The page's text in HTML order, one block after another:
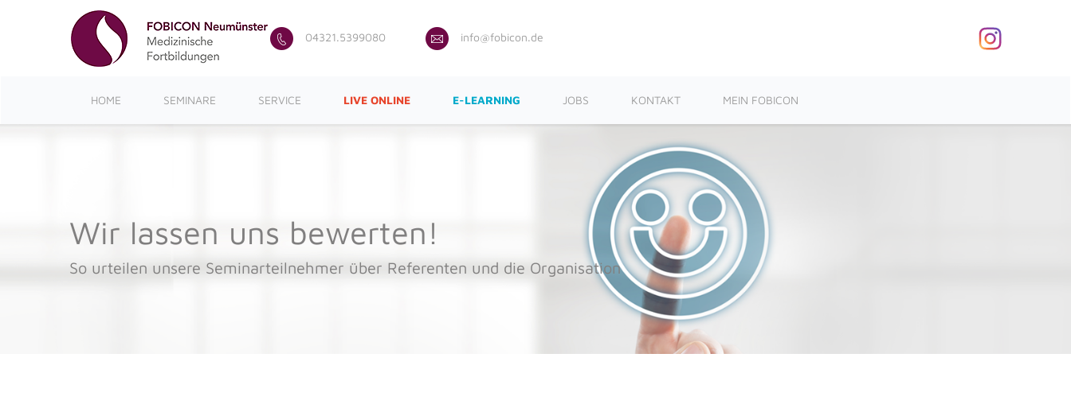
04321.5399080 info@fobicon.de
HOME SEMINARE SERVICE LIVE ONLINE E-LEARNING JOBS KONTAKT MEIN FOBICON
Wir lassen uns bewerten!
So urteilen unsere Seminarteilnehmer über Referenten und die Organisation